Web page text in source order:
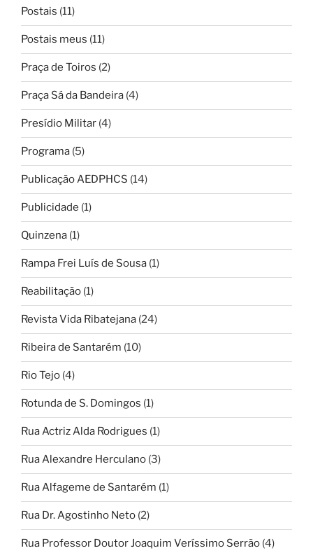
Postais (11)
Postais meus (11)
Praça de Toiros (2)
Praça Sá da Bandeira (4)
Presídio Militar (4)
Programa (5)
Publicação AEDPHCS (14)
Publicidade (1)
Quinzena (1)
Rampa Frei Luís de Sousa (1)
Reabilitação (1)
Revista Vida Ribatejana (24)
Ribeira de Santarém (10)
Rio Tejo (4)
Rotunda de S. Domingos (1)
Rua Actriz Alda Rodrigues (1)
Rua Alexandre Herculano (3)
Rua Alfageme de Santarém (1)
Rua Dr. Agostinho Neto (2)
Rua Professor Doutor Joaquim Veríssimo Serrão (4)